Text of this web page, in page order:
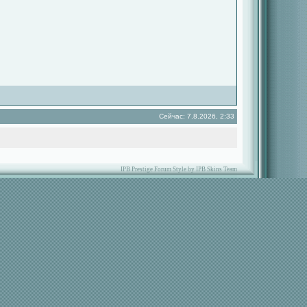
Сейчас: 7.8.2026, 2:33
IPB Prestige Forum Style by IPB Skins Team